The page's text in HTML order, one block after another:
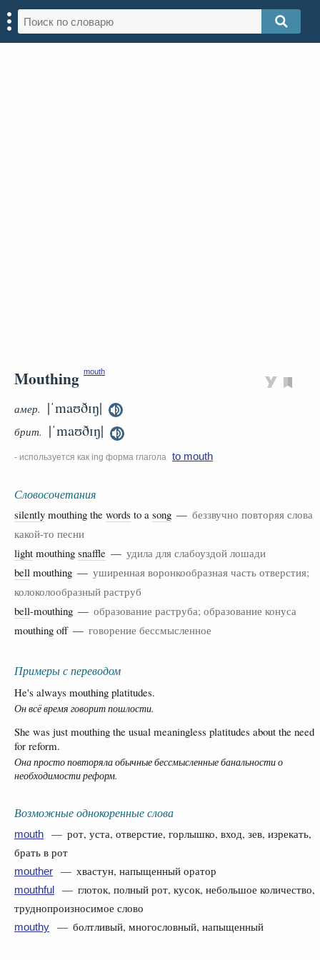
Mouthing mouth
амер. |ˈmaʊðɪŋ|
брит. |ˈmaʊðɪŋ|
- используется как ing форма глагола to mouth
Словосочетания
silently mouthing the words to a song — беззвучно повторяя слова
какой-то песни
light mouthing snaffle — удила для слабоуздой лошади
bell mouthing — уширенная воронкообразная часть отверстия;
колоколообразный раструб
bell-mouthing — образование раструба; образование конуса
mouthing off — говорение бессмысленное
Примеры с переводом
He's always mouthing platitudes.
Он всё время говорит пошлости.
She was just mouthing the usual meaningless platitudes about the need
for reform.
Она просто повторяла обычные бессмысленные банальности о
необходимости реформ.
Возможные однокоренные слова
mouth
— рот, уста, отверстие, горлышко, вход, зев, изрекать,
брать в рот
mouther — хвастун, напыщенный оратор
mouthful
— глоток, полный рот, кусок, небольшое количество,
труднопроизносимое слово
mouthy — болтливый, многословный, напыщенный